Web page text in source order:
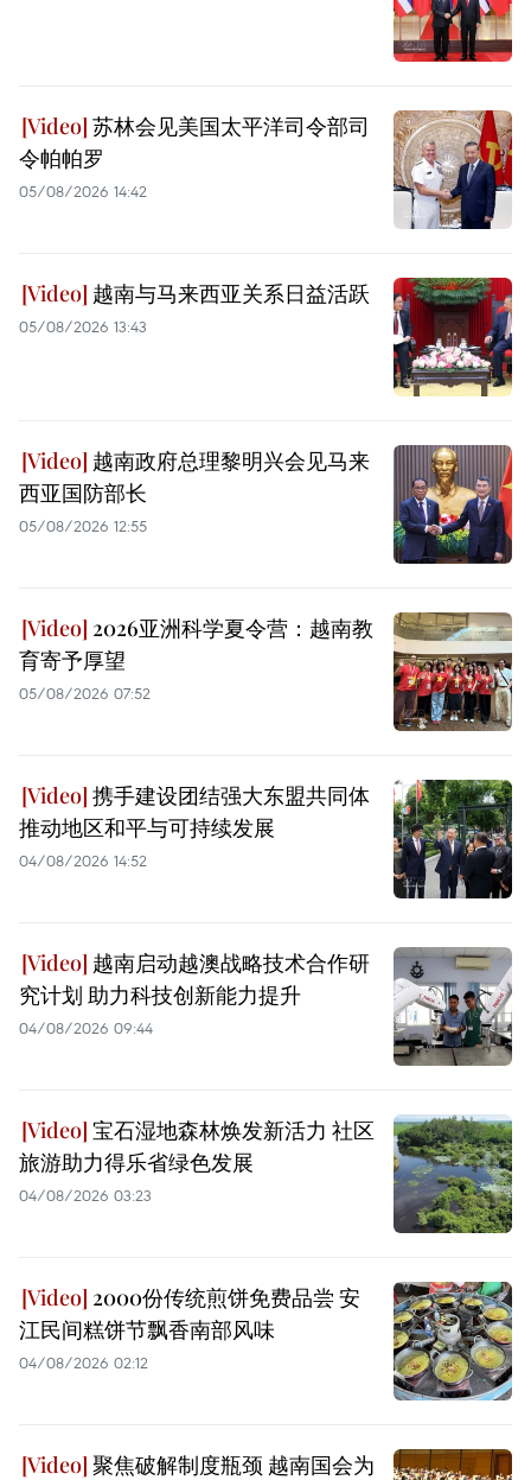
苏林会见美国太平洋司令部司
令帕帕罗
05/08/2026 14:42
越南与马来西亚关系日益活跃
05/08/2026 13:43
越南政府总理黎明兴会见马来
西亚国防部长
05/08/2026 12:55
2026亚洲科学夏令营：越南教
育寄予厚望
05/08/2026 07:52
携手建设团结强大东盟共同体
推动地区和平与可持续发展
04/08/2026 14:52
越南启动越澳战略技术合作研
究计划 助力科技创新能力提升
04/08/2026 09:44
宝石湿地森林焕发新活力 社区
旅游助力得乐省绿色发展
04/08/2026 03:23
2000份传统煎饼免费品尝 安
江民间糕饼节飘香南部风味
04/08/2026 02:12
聚焦破解制度瓶颈 越南国会为